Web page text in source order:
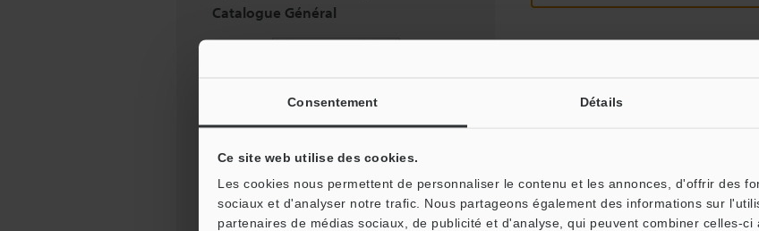
Consentement Détails
Ce site web utilise des cookies.
Les cookies nous permettent de personnaliser le contenu et les annonces, d'offrir des
sociaux et d'analyser notre trafic. Nous partageons également des informations sur
partenaires de médias sociaux, de publicité et d'analyse, qui peuvent combiner celles-
Catalogue Général
Confidentialité